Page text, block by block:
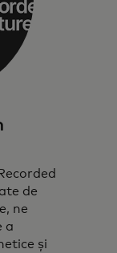
de
ne
a
și